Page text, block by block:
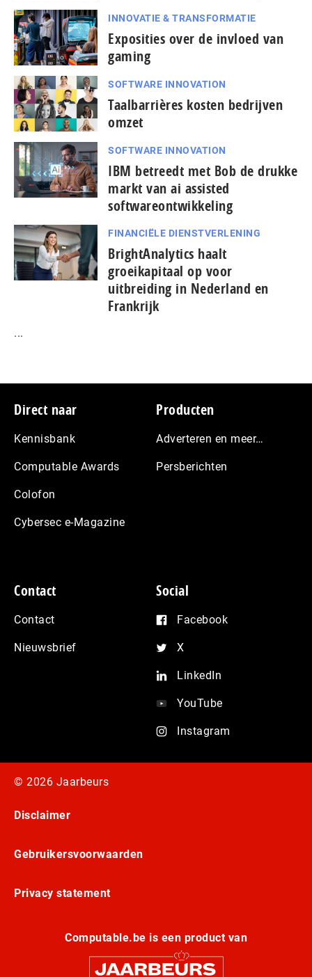
INNOVATIE & TRANSFORMATIE
Exposities over de invloed van
gaming
SOFTWARE INNOVATION
Taal­bar­ri­è­res kosten bedrijven
omzet
SOFTWARE INNOVATION
IBM betreedt met Bob de drukke
markt van ai assisted
softwareontwikkeling
FINANCIËLE DIENSTVERLENING
BrightAnalytics haalt
groeikapitaal op voor
uitbreiding in Nederland en
Frankrijk
...
Footer
Direct naar
Kennisbank
Computable Awards
Colofon
Cybersec e-Magazine
Producten
Adverteren en meer…
Persberichten
Contact
Contact
Nieuwsbrief
Social
Facebook
X
LinkedIn
YouTube
Instagram
© 2026 Jaarbeurs
Disclaimer
Gebruikersvoorwaarden
Privacy statement
Computable.be is een product van